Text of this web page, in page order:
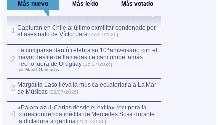
Más nuevo Más leído Más votado
1 Capturan en Chile al último exmilitar condenado por
el asesinato de Víctor Jara [27/07/2026]
2
La comparsa Bantú celebra su 10º aniversario con el
mayor desfile de llamadas de candombe jamás
hecho fuera de Uruguay [25/07/2026]
por Manel Gausachs
3 Margarita Laso lleva la música ecuatoriana a La Mar
de Músicas [22/07/2026]
4
«Pájaro azul. Cartas desde el exilio» recupera la
correspondencia inédita de Mercedes Sosa durante
la dictadura argentina [21/07/2026]